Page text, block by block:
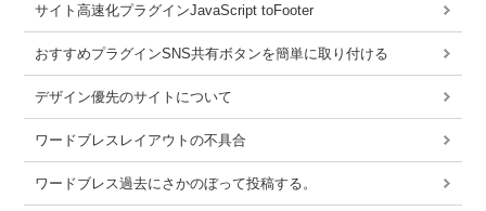
サイト高速化プラグインJavaScript toFooter
おすすめプラグインSNS共有ボタンを簡単に取り付ける
デザイン優先のサイトについて
ワードブレスレイアウトの不具合
ワードブレス過去にさかのぼって投稿する。